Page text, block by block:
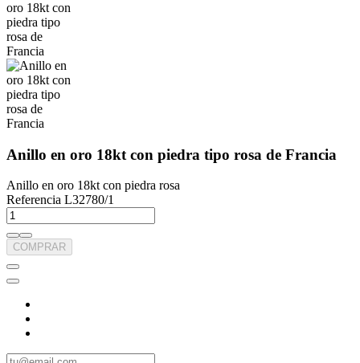
Anillo en oro 18kt con piedra tipo rosa de Francia
Anillo en oro 18kt con piedra rosa
Referencia L32780/1
COMPRAR